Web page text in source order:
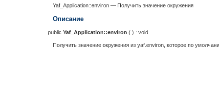
Yaf_Application::environ — Получить значение окружения
Описание
public Yaf_Application::environ ( ) : void
Получить значение окружения из yaf.environ, которое по